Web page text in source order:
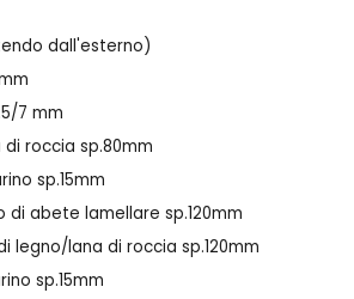
dall'esterno)
7 mm
di roccia sp.80mm
sp.15mm
abete lamellare sp.120mm
legno/lana di roccia sp.120mm
sp.15mm